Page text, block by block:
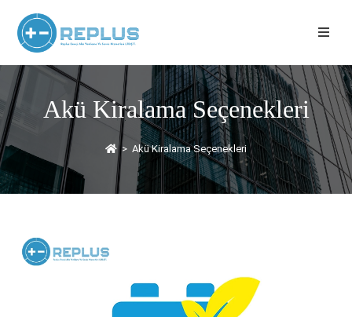
Akü Kiralama Seçenekleri
> Akü Kiralama Seçenekleri